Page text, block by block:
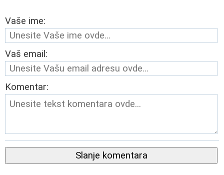
Vaše ime:
Vaš email:
Komentar:
Slanje komentara